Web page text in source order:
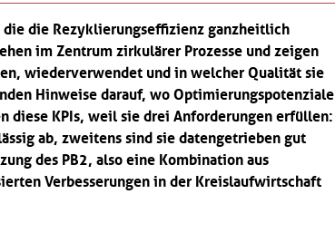
die Rezyklierungseffizienz ganzheitlich
im Zentrum zirkulärer Prozesse und zeigen
wiederverwendet und in welcher Qualität sie
Hinweise darauf, wo Optimierungspotenziale
diese KPIs, weil sie drei Anforderungen erfüllen:
ab, zweitens sind sie datengetrieben gut
des PB2, also eine Kombination aus
Verbesserungen in der Kreislaufwirtschaft